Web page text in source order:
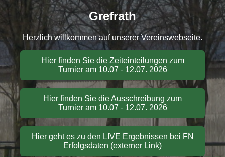
Grefrath
Herzlich willkommen auf unserer Vereinswebseite.
Hier finden Sie die Zeiteinteilungen zum
Turnier am 10.07 - 12.07. 2026
Hier finden Sie die Ausschreibung zum
Turnier am 10.07 - 12.07. 2026
Hier geht es zu den LIVE Ergebnissen bei FN
Erfolgsdaten (externer Link)